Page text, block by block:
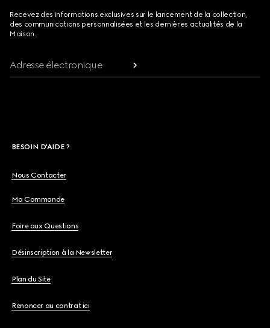
Recevez des informations exclusives sur le lancement de la collection,
des communications personnalisées et les dernières actualités de la
Maison.
Adresse électronique
BESOIN D'AIDE ?
Nous Contacter
Ma Commande
Foire aux Questions
Désinscription à la Newsletter
Plan du Site
Renoncer au contrat ici